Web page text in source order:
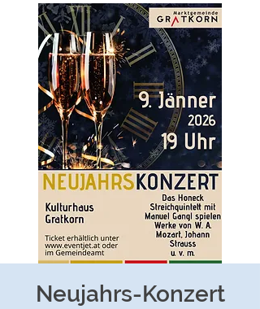
Neujahrs-Konzert